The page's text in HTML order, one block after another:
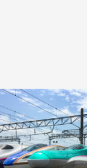
。
紛失等しないよう、